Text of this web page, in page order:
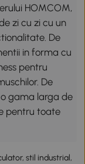
HOMCOM,
zi cu zi cu un
De
in forma cu
pentru
De
gama larga de
pentru toate
stil industrial,